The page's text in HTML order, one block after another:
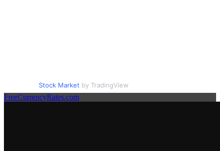
Stock Market by TradingView
FreeCurrencyRates.com